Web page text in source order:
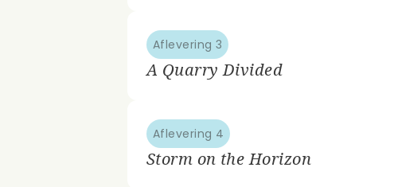
Aflevering 3
A Quarry Divided
Aflevering 4
Storm on the Horizon